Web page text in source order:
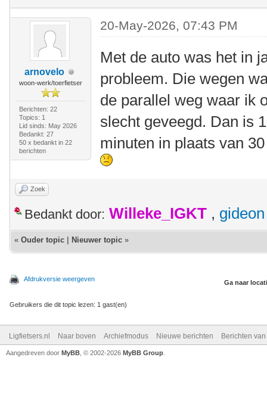
arnovelo
woon-werk/toerfietser
Berichten: 22
Topics: 1
Lid sinds: May 2026
Bedankt: 27
50 x bedankt in 22
berichten
20-May-2026, 07:43 PM
Met de auto was het in
probleem. Die wegen
de parallel weg waar ik
slecht geveegd. Dan is
minuten in plaats van
Zoek
Bedankt door: Willeke_IGKT , gideon
« Ouder topic Nieuwer topic »
Afdrukversie weergeven Ga naar
Gebruikers die dit topic lezen: 1 gast(en)
Ligfietsers.nl Naar boven Archiefmodus Nieuwe berichten Berichten
Aangedreven door MyBB , © 2002-2026 MyBB Group